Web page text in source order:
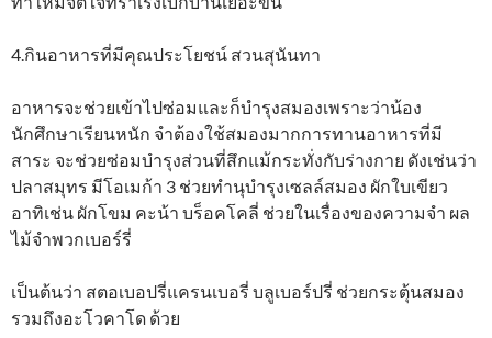
4.กินอาหารที่มีคุณประโยชน์ สวนสุนันทา
อาหารจะช่วยเข้าไปซ่อมและก็บำรุงสมองเพราะว่าน้อง
นักศึกษาเรียนหนัก จำต้องใช้สมองมากการทานอาหารที่มี
สาระ จะช่วยซ่อมบำรุงส่วนที่สึกแม้กระทั่งกับร่างกาย ดังเช่นว่า
ปลาสมุทร มีโอเมก้า 3 ช่วยทำนุบำรุงเซลล์สมอง ผักใบเขียว
อาทิเช่น ผักโขม คะน้า บร็อคโคลี่ ช่วยในเรื่องของความจำ ผล
ไม้จำพวกเบอร์รี่
เป็นต้นว่า สตอเบอปรี่แครนเบอรี่ บลูเบอร์ปรี่ ช่วยกระตุ้นสมอง
รวมถึงอะโวคาโด ด้วย